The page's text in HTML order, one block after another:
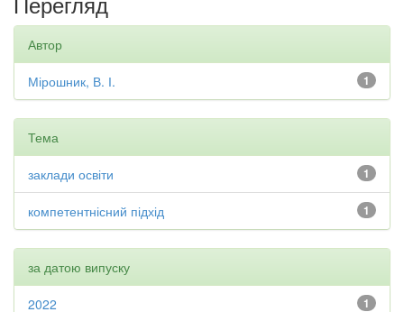
Автор
1
Мірошник, В. І.
Тема
1
заклади освіти
1
компетентнісний підхід
за датою випуску
1
2022